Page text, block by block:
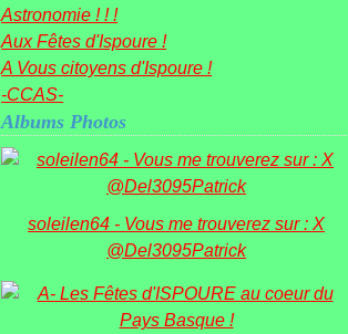
Astronomie ! ! !
Aux Fêtes d'Ispoure !
A Vous citoyens d'Ispoure !
-CCAS-
Albums Photos
soleilen64 - Vous me trouverez sur : X
@Del3095Patrick